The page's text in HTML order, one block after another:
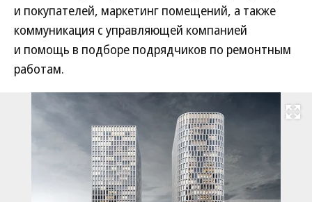
и покупателей, маркетинг помещений, а также
коммуникация с управляющей компанией
и помощь в подборе подрядчиков по ремонтным
работам.
Развернуть